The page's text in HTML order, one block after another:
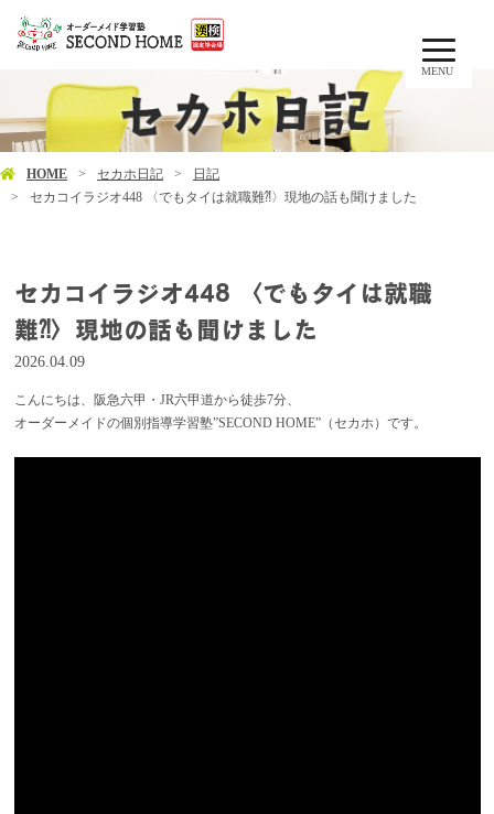
MENU
HOME セカホ日記
日記
セカコイラジオ448 〈でもタイは就職難⁈〉現地の話も聞けました
セカコイラジオ448 〈でもタイは就職
難⁈〉現地の話も聞けました
2026.04.09
こんにちは、阪急六甲・JR六甲道から徒歩7分、
オーダーメイドの個別指導学習塾”SECOND HOME”（セカホ）です。